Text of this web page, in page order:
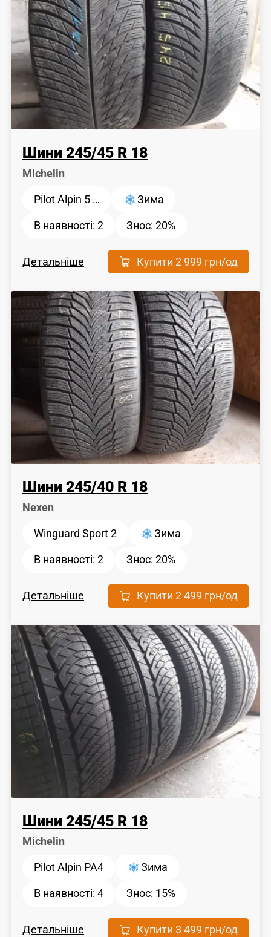
Шини 245/45 R 18
Michelin
Pilot Alpin 5 … Зима
В наявності: 2 Знос:20%
Детальніше Купити2 999 грн/од
Шини 245/40 R 18
Nexen
Winguard Sport 2 Зима
В наявності: 2 Знос:20%
Детальніше Купити2 499 грн/од
Шини 245/45 R 18
Michelin
Pilot Alpin PA4 Зима
В наявності: 4 Знос: 15%
Детальніше Купити3 499 грн/од